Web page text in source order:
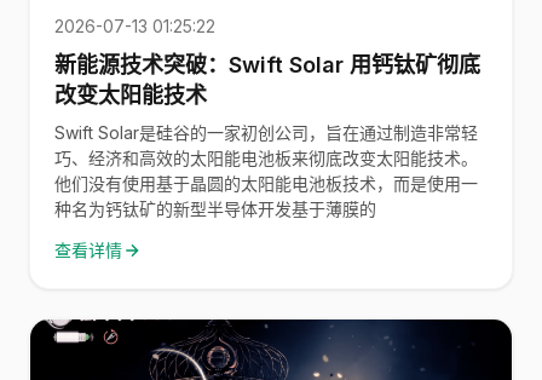
2026-07-13 01:25:22
新能源技术突破：Swift Solar 用钙钛矿彻底
改变太阳能技术
Swift Solar是硅谷的一家初创公司，旨在通过制造非常轻
巧、经济和高效的太阳能电池板来彻底改变太阳能技术。
他们没有使用基于晶圆的太阳能电池板技术，而是使用一
种名为钙钛矿的新型半导体开发基于薄膜的
查看详情